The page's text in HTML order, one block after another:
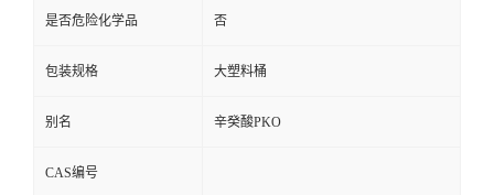
是否危险化学品 否
包装规格 大塑料桶
别名 辛癸酸PKO
CAS编号